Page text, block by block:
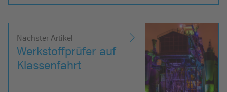
Nächster Artikel
Werkstoffprüfer auf
Klassenfahrt